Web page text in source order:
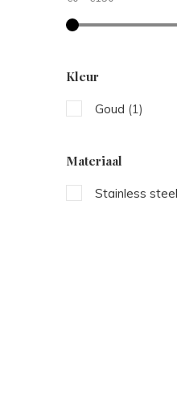
Kleur
Goud (1)
Materiaal
Stainless steel